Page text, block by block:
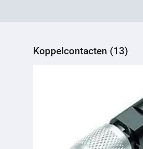
Koppelcontacten (13)